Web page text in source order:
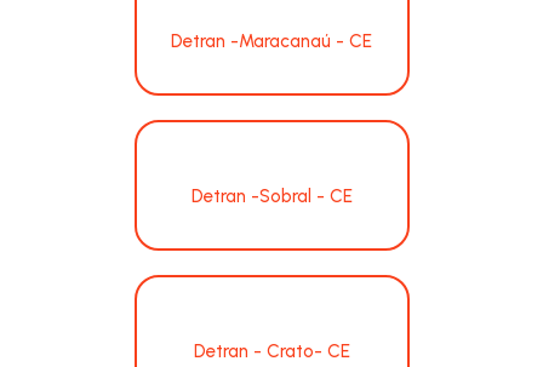
Detran -Maracanaú - CE
Detran -Sobral - CE
Detran - Crato- CE